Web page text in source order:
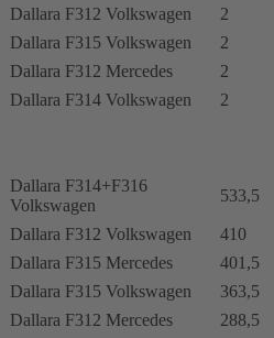
Dallara F312 Volkswagen
2
Dallara F315 Volkswagen
2
Dallara F312 Mercedes
2
Dallara F314 Volkswagen 2
Dallara F314+F316
Volkswagen
533,5
Dallara F312 Volkswagen
410
Dallara F315 Mercedes
401,5
Dallara F315 Volkswagen
363,5
Dallara F312 Mercedes
288,5